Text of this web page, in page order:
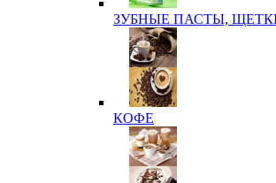
ЗУБНЫЕ ПАСТЫ,
КОФЕ